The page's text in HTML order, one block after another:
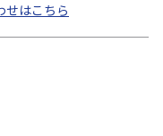
せはこちら